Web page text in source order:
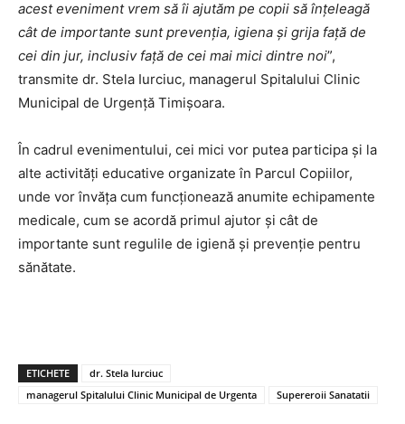
acest eveniment vrem să îi ajutăm pe copii să înțeleagă
cât de importante sunt prevenția, igiena și grija față de
cei din jur, inclusiv față de cei mai mici dintre noi”,
transmite dr. Stela Iurciuc, managerul Spitalului Clinic
Municipal de Urgență Timișoara.
În cadrul evenimentului, cei mici vor putea participa și la
alte activități educative organizate în Parcul Copiilor,
unde vor învăța cum funcționează anumite echipamente
medicale, cum se acordă primul ajutor și cât de
importante sunt regulile de igienă și prevenție pentru
sănătate.
ETICHETE
dr. Stela Iurciuc
managerul Spitalului Clinic Municipal de Urgenta
Supereroii Sanatatii